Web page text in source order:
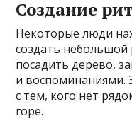
Создание
Некоторые люди
создать небольшой
посадить дерево,
и воспоминаниями.
с тем, кого нет
горе.